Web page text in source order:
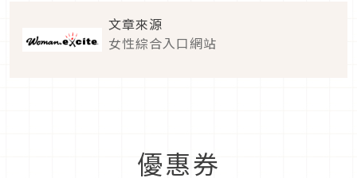
文章來源
女性綜合入口網站
優惠券